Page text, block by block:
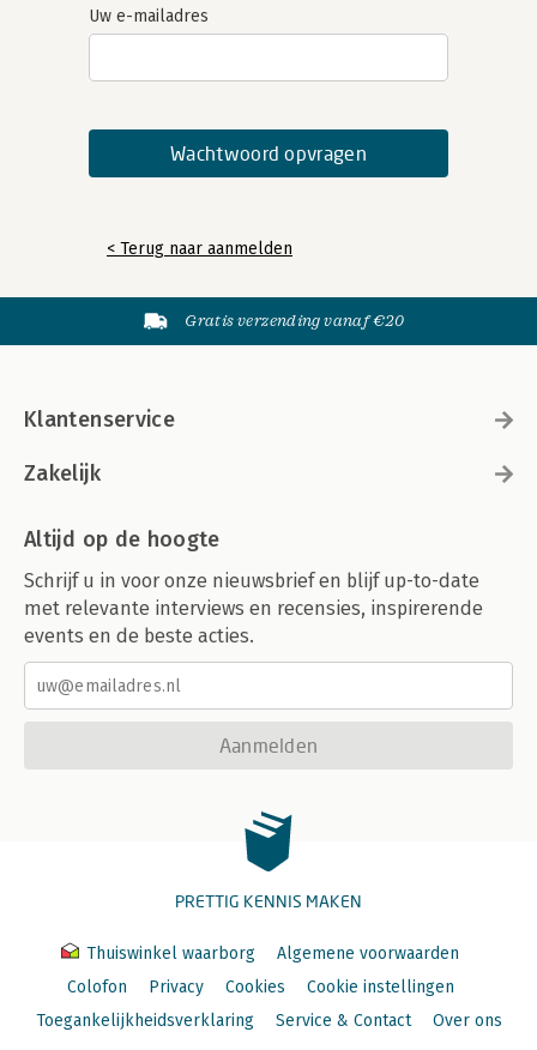
Uw e-mailadres
< Terug naar aanmelden
Gratis verzending vanaf €20
Klantenservice
Zakelijk
Altijd op de hoogte
Schrijf u in voor onze nieuwsbrief en blijf up-to-date
met relevante interviews en recensies, inspirerende
events en de beste acties.
Aanmelden
PRETTIG KENNIS MAKEN
Thuiswinkel waarborg
Algemene voorwaarden
Colofon
Privacy Cookies
Cookie instellingen
Toegankelijkheidsverklaring
Service & Contact Over ons